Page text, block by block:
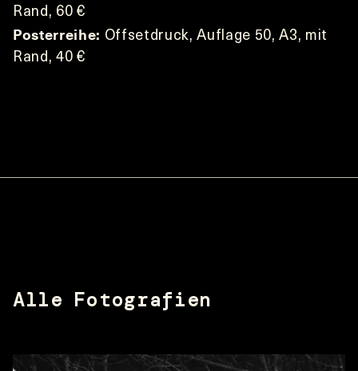
Rand, 60 €
Posterreihe: Offsetdruck, Auflage 50, A3, mit
Rand, 40 €
Alle Fotografien